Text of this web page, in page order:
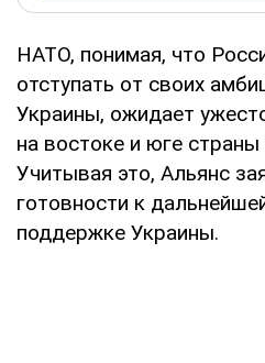
НАТО, понимая, что
отступать от своих
Украины, ожидает
на востоке и юге
Учитывая это, Альянс
готовности к
поддержке Украины.